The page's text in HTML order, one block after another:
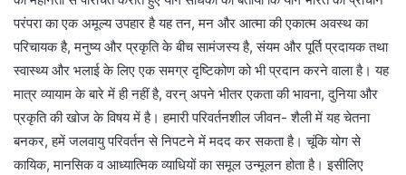
परंपरा का एक अमूल्य उपहार है यह तन, मन और आत्मा की एकात्म अवस्थ का
परिचायक है, मनुष्य और प्रकृति के बीच सामंजस्य है, संयम और पूर्ति प्रदायक तथा
स्वास्थ्य और भलाई के लिए एक समग्र दृष्टिकोण को भी प्रदान करने वाला है। यह
मात्र व्यायाम के बारे में ही नहीं है, वरन् अपने भीतर एकता की भावना, दुनिया और
प्रकृति की खोज के विषय में है। हमारी परिवर्तनशील जीवन- शैली में यह चेतना
बनकर, हमें जलवायु परिवर्तन से निपटने में मदद कर सकता है। चूंकि योग से
कायिक, मानसिक व आध्यात्मिक व्याधियों का समूल उन्मूलन होता है। इसीलिए